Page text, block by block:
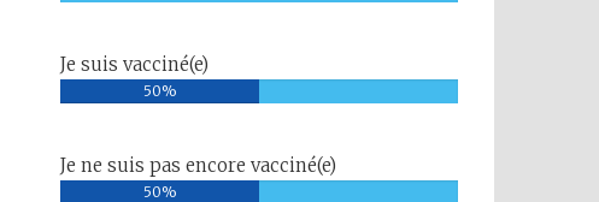
Je suis vacciné(e)
50%
Je ne suis pas encore vacciné(e)
50%